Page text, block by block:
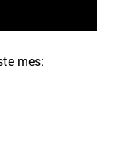
mes: